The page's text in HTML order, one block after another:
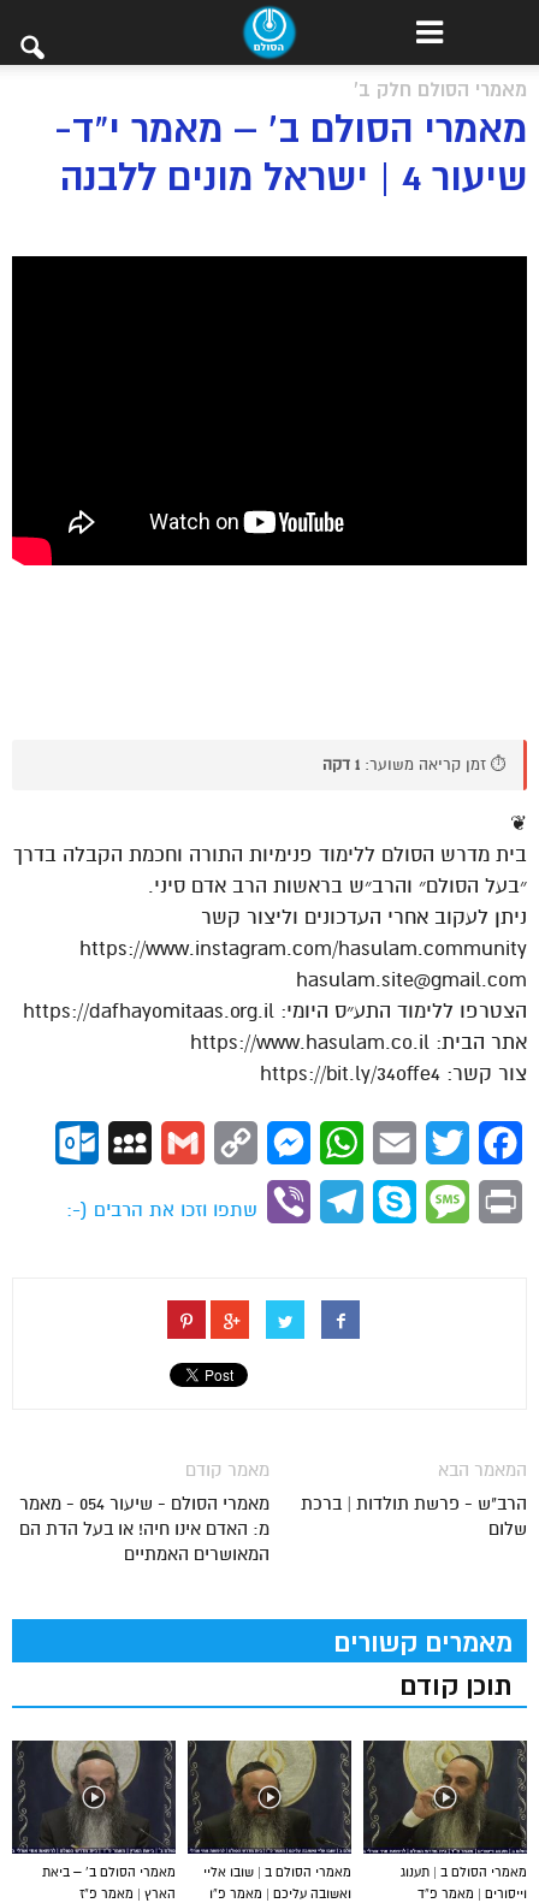
מאמרי הסולם חלק ב'
מאמרי הסולם ב’ – מאמר י”ד-
שיעור 4 | ישראל מונים ללבנה
⏱️ זמן קריאה משוער: 1 דקה
❦
בית מדרש הסולם ללימוד פנימיות התורה וחכמת הקבלה בדרך
״בעל הסולם״ והרב״ש בראשות הרב אדם סיני.
ניתן לעקוב אחרי העדכונים וליצור קשר
https://www.instagram.com/hasulam.community
hasulam.site@gmail.com
הצטרפו ללימוד התע״ס היומי: https://dafhayomitaas.org.il
אתר הבית: https://www.hasulam.co.il
צור קשר: https://bit.ly/34offe4
Facebook
Twitter
Email
WhatsApp
Messenger
Copy
Gmail
MySpace
Print
Message
Skype
Telegram
Viber
שתפו וזכו את הרבים (-:
מאמר קודם
מאמרי הסולם - שיעור 054 - מאמר
מ: האדם אינו חיה! או בעל הדת הם
המאושרים האמתיים
המאמר הבא
הרב"ש - פרשת תולדות | ברכת
שלום
מאמרים קשורים
תוכן קודם
מאמרי הסולם ב’ – ביאת
הארץ | מאמר פ”ז
מאמרי הסולם ב | שובו אליי
ואשובה עליכם | מאמר פ”ו
מאמרי הסולם ב | תענוג
וייסורים | מאמר פ”ד